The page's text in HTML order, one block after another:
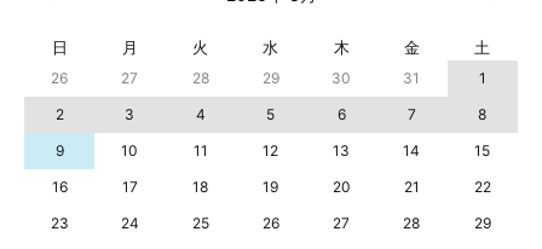
日 月 火 水 木 金 土
26 27 28 29 30 31
1
2
3 4 5 6 7
8
9
10 11 12 13 14
15
16
17 18 19 20 21
22
23
24 25 26 27 28
29